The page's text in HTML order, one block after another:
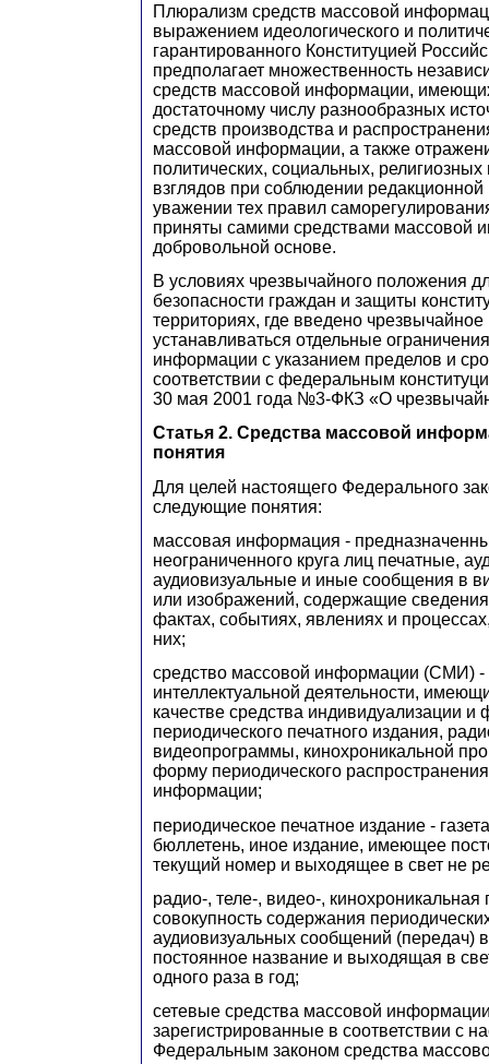
Плюрализм средств массовой
выражением идеологического и
гарантированного Конституцией
предполагает множественность
средств массовой информации,
достаточному числу разнообразных
средств производства и
массовой информации, а также
политических, социальных, религиозных
взглядов при соблюдении редакционной
уважении тех правил
приняты самими средствами массовой
добровольной основе.
В условиях чрезвычайного положения
безопасности граждан и защиты
территориях, где введено
устанавливаться отдельные
информации с указанием пределов и
соответствии с федеральным
30 мая 2001 года №3-ФКЗ «О
Статья 2. Средства массовой
понятия
Для целей настоящего Федерального
следующие понятия:
массовая информация -
неограниченного круга лиц печатные,
аудиовизуальные и иные сообщения в
или изображений, содержащие
фактах, событиях, явлениях и
них;
средство массовой информации (СМИ) -
интеллектуальной деятельности,
качестве средства индивидуализации и
периодического печатного издания,
видеопрограммы, кинохроникальной
форму периодического
информации;
периодическое печатное издание -
бюллетень, иное издание, имеющее
текущий номер и выходящее в свет не
радио-, теле-, видео-, кинохроникальная
совокупность содержания
аудиовизуальных сообщений
постоянное название и выходящая в
одного раза в год;
сетевые средства массовой
зарегистрированные в соответствии с
Федеральным законом средства